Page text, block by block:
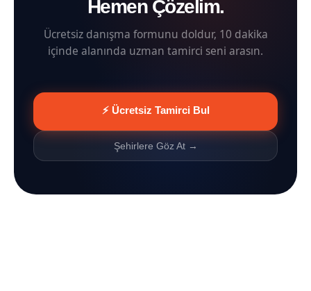
Hemen Çözelim.
Ücretsiz danışma formunu doldur, 10 dakika
içinde alanında uzman tamirci seni arasın.
⚡ Ücretsiz Tamirci Bul
Şehirlere Göz At →